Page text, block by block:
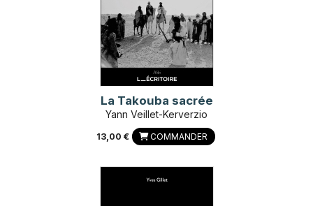
La Takouba sacrée
Yann Veillet-Kerverzio
13,00 € COMMANDER